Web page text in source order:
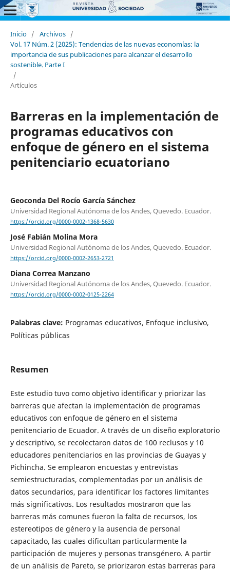
Inicio / Archivos /
Vol. 17 Núm. 2 (2025): Tendencias de las nuevas economías: la
importancia de sus publicaciones para alcanzar el desarrollo
sostenible. Parte I
/
Artículos
Barreras en la implementación de
programas educativos con
enfoque de género en el sistema
penitenciario ecuatoriano
Geoconda Del Rocío García Sánchez
Universidad Regional Autónoma de los Andes, Quevedo. Ecuador.
https://orcid.org/0000-0002-1368-5630
José Fabián Molina Mora
Universidad Regional Autónoma de los Andes, Quevedo. Ecuador.
https://orcid.org/0000-0002-2653-2721
Diana Correa Manzano
Universidad Regional Autónoma de los Andes, Quevedo. Ecuador.
https://orcid.org/0000-0002-0125-2264
Palabras clave: Programas educativos, Enfoque inclusivo,
Políticas públicas
Resumen
Este estudio tuvo como objetivo identificar y priorizar las
barreras que afectan la implementación de programas
educativos con enfoque de género en el sistema
penitenciario de Ecuador. A través de un diseño exploratorio
y descriptivo, se recolectaron datos de 100 reclusos y 10
educadores penitenciarios en las provincias de Guayas y
Pichincha. Se emplearon encuestas y entrevistas
semiestructuradas, complementadas por un análisis de
datos secundarios, para identificar los factores limitantes
más significativos. Los resultados mostraron que las
barreras más comunes fueron la falta de recursos, los
estereotipos de género y la ausencia de personal
capacitado, las cuales dificultan particularmente la
participación de mujeres y personas transgénero. A partir
de un análisis de Pareto, se priorizaron estas barreras para